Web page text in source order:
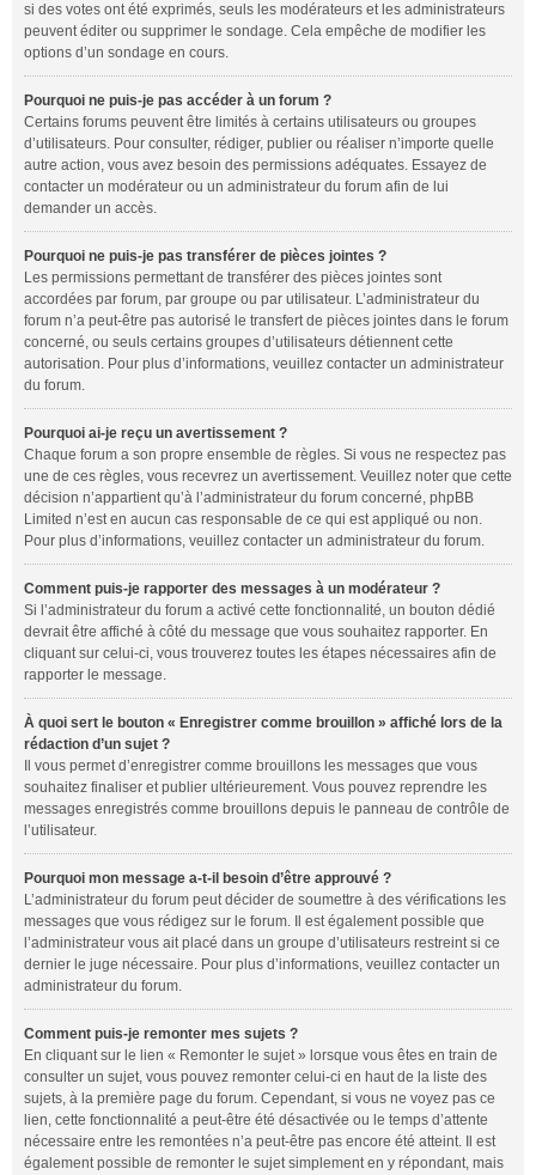
si des votes ont été exprimés, seuls les modérateurs et les administrateurs
peuvent éditer ou supprimer le sondage. Cela empêche de modifier les
options d’un sondage en cours.
Pourquoi ne puis-je pas accéder à un forum ?
Certains forums peuvent être limités à certains utilisateurs ou groupes
d’utilisateurs. Pour consulter, rédiger, publier ou réaliser n’importe quelle
autre action, vous avez besoin des permissions adéquates. Essayez de
contacter un modérateur ou un administrateur du forum afin de lui
demander un accès.
Pourquoi ne puis-je pas transférer de pièces jointes ?
Les permissions permettant de transférer des pièces jointes sont
accordées par forum, par groupe ou par utilisateur. L’administrateur du
forum n’a peut-être pas autorisé le transfert de pièces jointes dans le forum
concerné, ou seuls certains groupes d’utilisateurs détiennent cette
autorisation. Pour plus d’informations, veuillez contacter un administrateur
du forum.
Pourquoi ai-je reçu un avertissement ?
Chaque forum a son propre ensemble de règles. Si vous ne respectez pas
une de ces règles, vous recevrez un avertissement. Veuillez noter que cette
décision n’appartient qu’à l’administrateur du forum concerné, phpBB
Limited n’est en aucun cas responsable de ce qui est appliqué ou non.
Pour plus d’informations, veuillez contacter un administrateur du forum.
Comment puis-je rapporter des messages à un modérateur ?
Si l’administrateur du forum a activé cette fonctionnalité, un bouton dédié
devrait être affiché à côté du message que vous souhaitez rapporter. En
cliquant sur celui-ci, vous trouverez toutes les étapes nécessaires afin de
rapporter le message.
À quoi sert le bouton « Enregistrer comme brouillon » affiché lors de la
rédaction d’un sujet ?
Il vous permet d’enregistrer comme brouillons les messages que vous
souhaitez finaliser et publier ultérieurement. Vous pouvez reprendre les
messages enregistrés comme brouillons depuis le panneau de contrôle de
l’utilisateur.
Pourquoi mon message a-t-il besoin d’être approuvé ?
L’administrateur du forum peut décider de soumettre à des vérifications les
messages que vous rédigez sur le forum. Il est également possible que
l’administrateur vous ait placé dans un groupe d’utilisateurs restreint si ce
dernier le juge nécessaire. Pour plus d’informations, veuillez contacter un
administrateur du forum.
Comment puis-je remonter mes sujets ?
En cliquant sur le lien « Remonter le sujet » lorsque vous êtes en train de
consulter un sujet, vous pouvez remonter celui-ci en haut de la liste des
sujets, à la première page du forum. Cependant, si vous ne voyez pas ce
lien, cette fonctionnalité a peut-être été désactivée ou le temps d’attente
nécessaire entre les remontées n’a peut-être pas encore été atteint. Il est
également possible de remonter le sujet simplement en y répondant, mais